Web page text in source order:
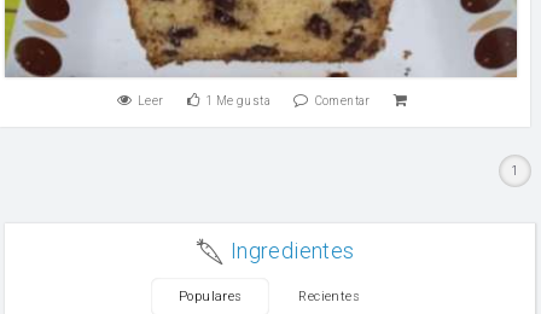
Leer 1 Me gusta Comentar
1
Ingredientes
Populares Recientes